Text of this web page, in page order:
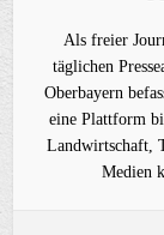
Als freier
täglichen
Oberbayern
eine Plattform
Landwirtschaft,
Medien